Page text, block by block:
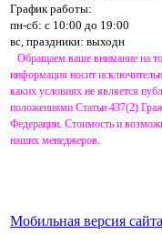
График работы:
пн-сб: с 10:00 до 19:00
вс, праздники: выходн
Обращаем ваше внимание на
информация носит
каких условиях не является
положениями Статьи 437(2)
Федерации. Стоимость и
наших менеджеров.
Мобильная версия сайта